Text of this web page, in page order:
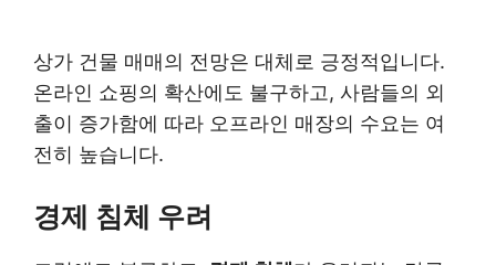
상가 건물 매매의 전망은 대체로 긍정적입니다.
온라인 쇼핑의 확산에도 불구하고, 사람들의 외
출이 증가함에 따라 오프라인 매장의 수요는 여
전히 높습니다.
경제 침체 우려